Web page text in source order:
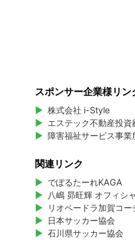
スポンサー企業様リン
株式会社 i-Style
エステック不動産投資
障害福祉サービス事業
関連リンク
でぽるたーれKAGA
八嶋 昴旺輝 オフィシ
リオペードラ加賀コー
日本サッカー協会
石川県サッカー協会